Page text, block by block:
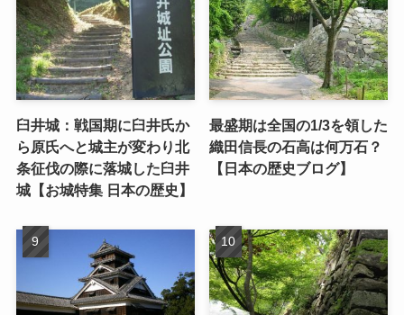
臼井城：戦国期に臼井氏か
ら原氏へと城主が変わり北
条征伐の際に落城した臼井
城【お城特集 日本の歴史】
最盛期は全国の1/3を領した
織田信長の石高は何万石？
【日本の歴史ブログ】